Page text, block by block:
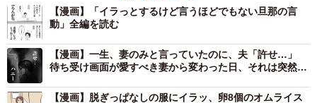
【漫画】「イラっとするけど言うほどでもない旦那の言
動」全編を読む
【漫画】一生、妻のみと言っていたのに、夫「許せ…」
待ち受け画面が愛すべき妻から変わった日、それは突然だ
【漫画】脱ぎっぱなしの服にイラッ、卵8個のオムライス